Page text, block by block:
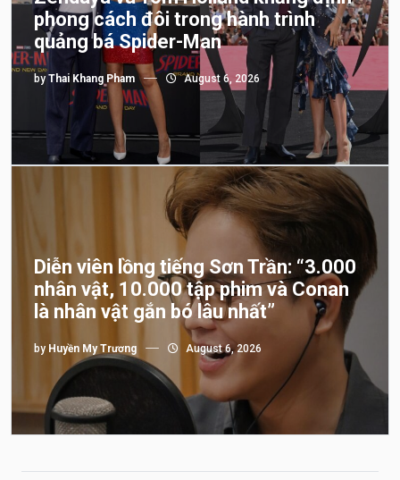
phong cách đôi trong hành trình
quảng bá Spider-Man
by Thai Khang Pham August 6, 2026
Diễn viên lồng tiếng Sơn Trần: “3.000
nhân vật, 10.000 tập phim và Conan
là nhân vật gắn bó lâu nhất”
by Huyền My Trương August 6, 2026